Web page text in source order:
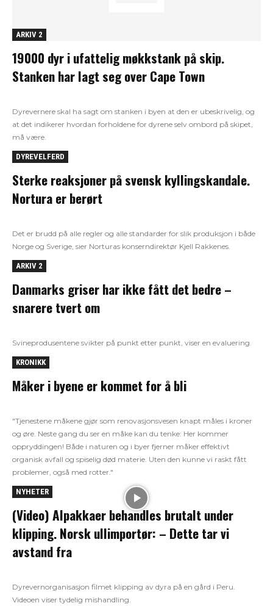
ARKIV 2
19000 dyr i ufattelig møkkstank på skip.
Stanken har lagt seg over Cape Town
Dyrevernere skal ha sagt om stanken i byen at den er ubeskrivelig, og
at det indikerer hvordan forholdene for dyrene selv ombord på skipet,
må være.
DYREVELFERD
Sterke reaksjoner på svensk kyllingskandale.
Nortura er berørt
Det er brudd på alle regler og alle standarder for slik produksjon i både
Norge og Sverige, sier Norturas konserndirektør Kjell Rakkenes.
ARKIV 2
Danmarks griser har ikke fått det bedre –
snarere tvert om
Svineprodusentene svikter på punkt etter punkt, viser en evaluering.
KRONIKK
Måker i byene er kommet for å bli
"Tjenestene måkene gjør som renovasjonsvesen knapt måles i kroner
og øre. Neste gang du ser en måke kan du tenke: Her kommer
oppryddingen! Både i naturen og i byer fjerner måker effektivt
organisk avfall og spiselig død materie. Uten den kunne vi raskt fått
problemer, også med rotter."
NYHETER
(Video) Alpakkaer behandles brutalt under
klipping. Norsk ullimportør: – Dette tar vi
avstand fra
Dyrevernorganisasjon filmet klipping av dyra på en gård i Peru.
Videoen viser tydelig mishandling.